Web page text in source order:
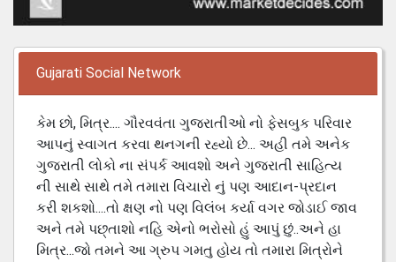
Gujarati Social Network
કેમ છો, મિત્ર.... ગૌરવવંતા ગુજરાતીઓ નો ફેસબુક પરિવાર
આપનું સ્વાગત કરવા થનગની રહ્યો છે... અહી તમે અનેક
ગુજરાતી લોકો ના સંપર્ક આવશો અને ગુજરાતી સાહિત્ય
ની સાથે સાથે તમે તમારા વિચારો નું પણ આદાન-પ્રદાન
કરી શકશો....તો ક્ષણ નો પણ વિલંબ કર્યા વગર જોડાઈ જાવ
અને તમે પછ્તાશો નહિ એનો ભરોસો હું આપું છું..અને હા
મિત્ર...જો તમને આ ગ્રુપ ગમતુ હોય તો તમારા મિત્રોને